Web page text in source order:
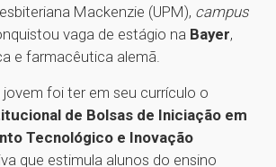
Mackenzie (UPM), campus
vaga de estágio na Bayer,
e farmacêutica alemã.
jovem foi ter em seu currículo o
de Bolsas de Iniciação em
Tecnológico e Inovação
que estimula alunos do ensino